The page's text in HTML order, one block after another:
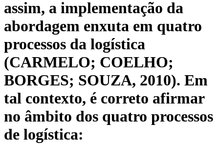
assim, a implementação da
abordagem enxuta em quatro
processos da logística
(CARMELO; COELHO;
BORGES; SOUZA, 2010). Em
tal contexto, é correto afirmar
no âmbito dos quatro processos
de logística: